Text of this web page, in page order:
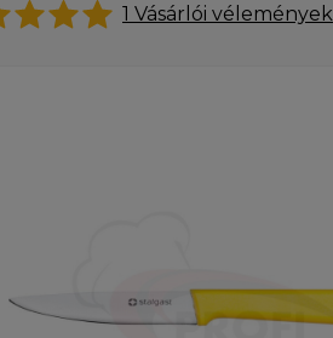
1 Vásárlói vélemények